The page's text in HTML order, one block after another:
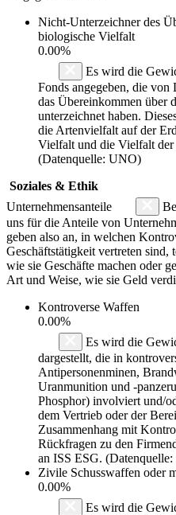
Nicht-Unterzeichner des
biologische Vielfalt
0.00%
Es wird die
Fonds angegeben, die von
das Übereinkommen über
unterzeichnet haben.
die Artenvielfalt auf der
Vielfalt und die Vielfalt der
(Datenquelle: UNO)
Soziales & Ethik
Unternehmensanteile
uns für die Anteile von
geben also an, in welchen
Geschäftstätigkeit vertreten
wie sie Geschäfte machen oder
Art und Weise, wie sie Geld
Kontroverse Waffen
0.00%
Es wird die
dargestellt, die in
Antipersonenminen,
Uranmunition und -
Phosphor) involviert und/
dem Vertrieb oder der
Zusammenhang mit
Rückfragen zu den
an ISS ESG.
Zivile Schusswaffen oder
0.00%
Es wird die